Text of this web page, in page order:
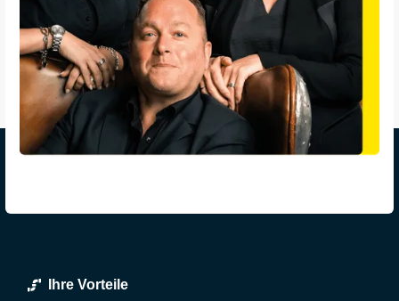
Ihre Vorteile